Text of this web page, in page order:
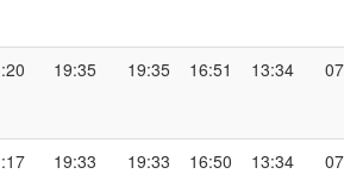
13:34
16:51
19:35
19:35
21:20
13:34
16:50
19:33
19:33
21:17